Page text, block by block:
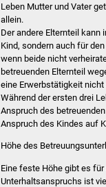
Leben Mutter und Vater
allein.
Der andere Elternteil kann
Kind, sondern auch für
wenn beide nicht
betreuenden Elternteil
eine Erwerbstätigkeit
Während der ersten drei
Anspruch des
Anspruch des Kindes auf
Höhe des
Eine feste Höhe gibt es
Unterhaltsanspruchs ist